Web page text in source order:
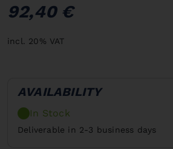
92,40 €
incl. 20% VAT
AVAILABILITY
In Stock
Deliverable in 2-3 business days